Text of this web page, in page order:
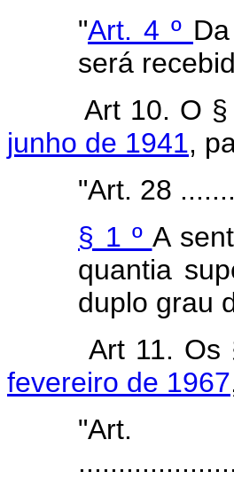
"Art. 4 º
será
Art 10. O
junho de 1941,
"Art. 28
§ 1 º A
quantia
duplo grau
Art 11. Os
fevereiro de 1967